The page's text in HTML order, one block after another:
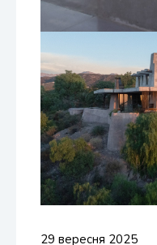
29 вересня 2025